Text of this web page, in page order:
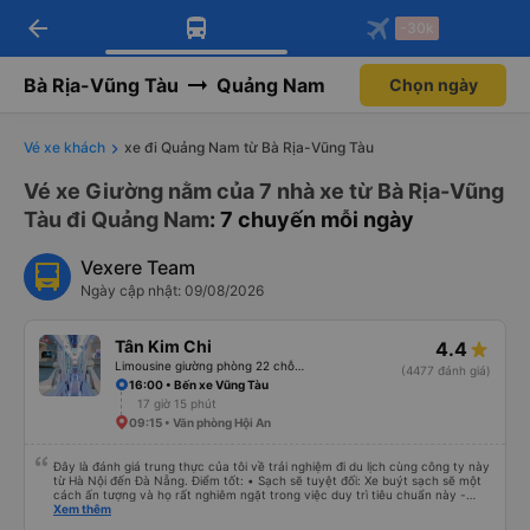
Tải app Vexere ngay!
Nhận ưu đãi thành viên độc
Mở app
Tải app Vexere
-30k/ghế khi đặt vé máy bay qua
Mở app
arrow_back -30k
Bà Rịa-Vũng Tàu Quảng Nam Chọn ngày
Vé xe khách xe đi Quảng Nam từ Bà Rịa-Vũng Tàu
Vé xe Giường nằm của 7 nhà xe từ Bà Rịa-Vũng
Tàu đi Quảng Nam: 7 chuyến mỗi ngày
Vexere Team
Ngày cập nhật: 09/08/2026
Tân Kim Chi 4.4
(4477 đánh giá)
16:00 • Bến xe Vũng Tàu
17 giờ 15 phút
09:15 • Văn phòng Hội An
Đây là đánh giá trung thực của tôi về trải nghiệm đi du lịch cùng công ty này
từ Hà Nội đến Đà Nẵng. Điểm tốt: • Sạch sẽ tuyệt đối: Xe buýt sạch sẽ một
cách ấn tượng và họ rất nghiêm ngặt trong việc duy trì tiêu chuẩn này -
không được phép ăn trên xe. Đây là lần đầu tiên tôi thấy sự chú trọng đến
Xem thêm